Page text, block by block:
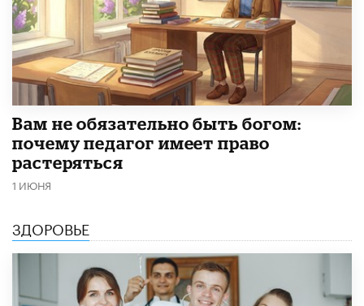
​Вам не обязательно быть богом:
почему педагог имеет право
растеряться
1 ИЮНЯ
ЗДОРОВЬЕ